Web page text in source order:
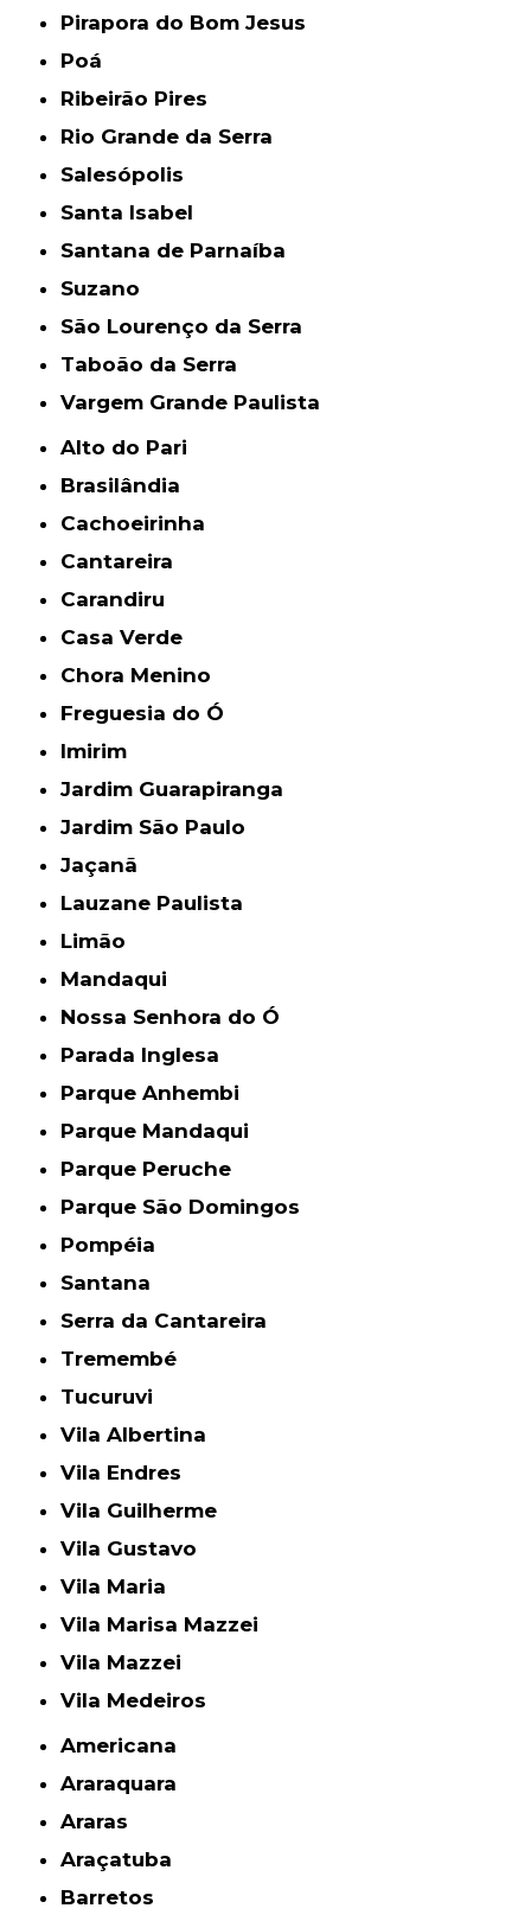
Pirapora do Bom Jesus
Poá
Ribeirão Pires
Rio Grande da Serra
Salesópolis
Santa Isabel
Santana de Parnaíba
Suzano
São Lourenço da Serra
Taboão da Serra
Vargem Grande Paulista
Alto do Pari
Brasilândia
Cachoeirinha
Cantareira
Carandiru
Casa Verde
Chora Menino
Freguesia do Ó
Imirim
Jardim Guarapiranga
Jardim São Paulo
Jaçanã
Lauzane Paulista
Limão
Mandaqui
Nossa Senhora do Ó
Parada Inglesa
Parque Anhembi
Parque Mandaqui
Parque Peruche
Parque São Domingos
Pompéia
Santana
Serra da Cantareira
Tremembé
Tucuruvi
Vila Albertina
Vila Endres
Vila Guilherme
Vila Gustavo
Vila Maria
Vila Marisa Mazzei
Vila Mazzei
Vila Medeiros
Americana
Araraquara
Araras
Araçatuba
Barretos